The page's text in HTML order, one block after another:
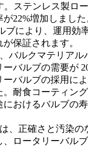
。ステンレス製ロ
22%増加しまし
ブにより、運用効
保証されます。
バルクマテリアル
バルブの需要が
バルブの採用に
。耐食コーティン
おけるバルブの
、正確さと汚染の
ロータリーバル